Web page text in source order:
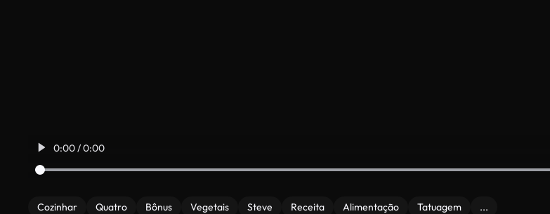
0:00 / 0:00
Cozinhar Quatro Bônus Vegetais Steve Receita Alimentação Tatuagem ...